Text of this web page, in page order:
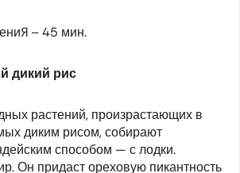
– 45 мин.
дикий рис
растений, произрастающих в
диким рисом, собирают
способом — с лодки.
Он придаст ореховую пикантность